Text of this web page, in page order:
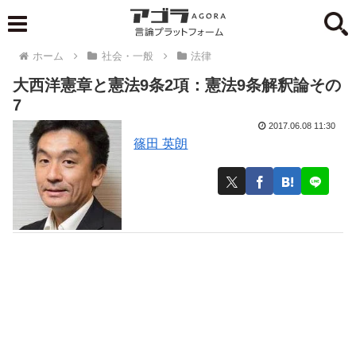
ホーム 社会・一般 法律
大西洋憲章と憲法9条2項：憲法9条解釈論その
7
篠田 英朗
2017.06.08 11:30